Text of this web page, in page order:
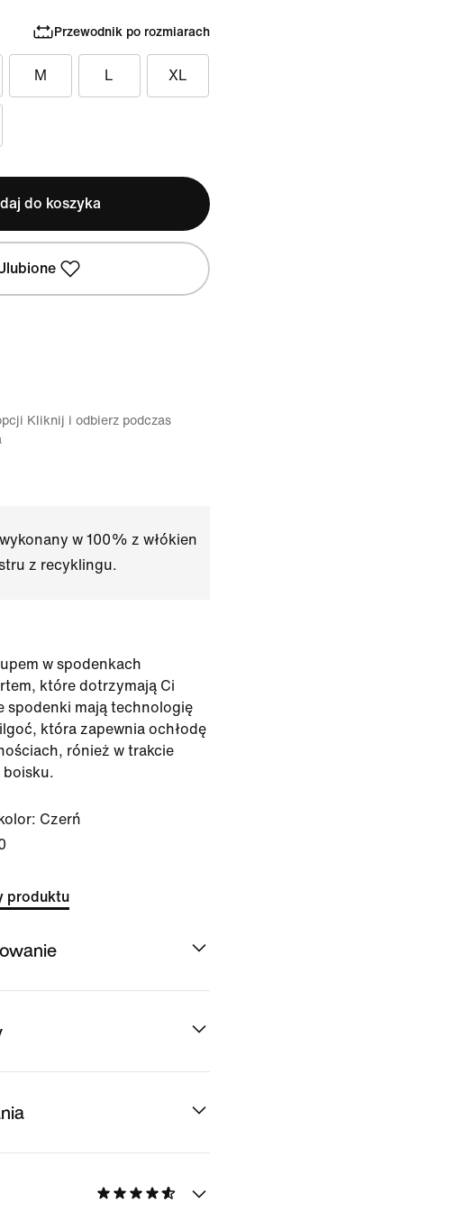
Przewodnik po rozmiarach
M L XL
do koszyka
Kliknij i odbierz podczas
w 100% z włókien
z recyklingu.
w spodenkach
które dotrzymają Ci
spodenki mają technologię
która zapewnia ochłodę
rónież w trakcie
boisku.
Czerń
produktu